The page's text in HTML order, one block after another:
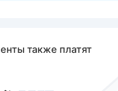
также платят